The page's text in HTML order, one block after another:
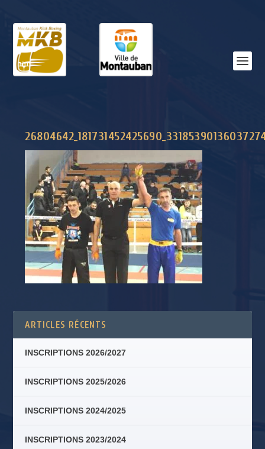
ARTICLES RÉCENTS
INSCRIPTIONS 2026/2027
INSCRIPTIONS 2025/2026
INSCRIPTIONS 2024/2025
INSCRIPTIONS 2023/2024